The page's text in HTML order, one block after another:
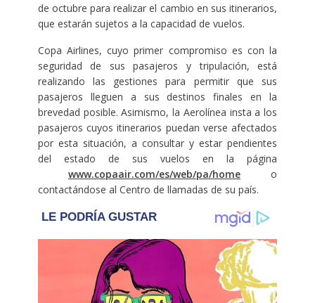
de octubre para realizar el cambio en sus itinerarios,
que estarán sujetos a la capacidad de vuelos.
Copa Airlines, cuyo primer compromiso es con la
seguridad de sus pasajeros y tripulación, está
realizando las gestiones para permitir que sus
pasajeros lleguen a sus destinos finales en la
brevedad posible. Asimismo, la Aerolínea insta a los
pasajeros cuyos itinerarios puedan verse afectados
por esta situación, a consultar y estar pendientes
del estado de sus vuelos en la página
www.copaair.com/es/web/pa/home o
contactándose al Centro de llamadas de su país.